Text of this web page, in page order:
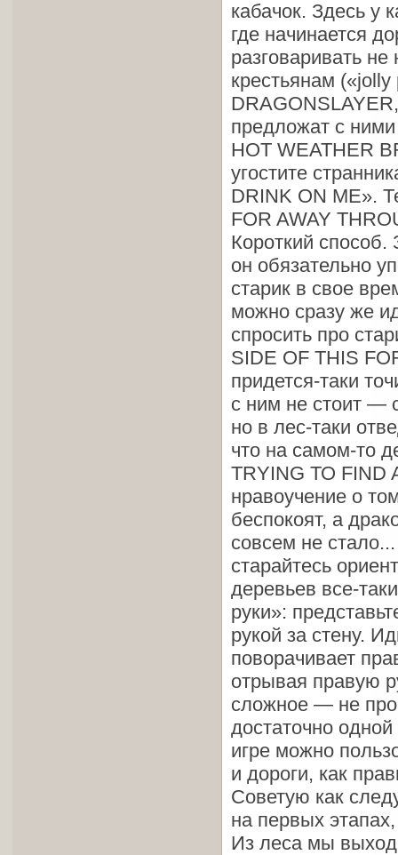
кабачок. Здесь у
где начинается
разговаривать
крестьянам
предложат с
HOT WEATHER
угостите
DRINK ON ME».
FOR AWAY
Короткий
он обязательно
старик в свое
можно сразу же
спросить про
SIDE OF THIS
придется-таки
с ним не стоит —
но в лес-таки
что на самом-то
TRYING ТО FIND
нравоучение о
беспокоят, а
совсем не
старайтесь
деревьев все-
руки»:
рукой за стену.
поворачивает
отрывая правую
сложное — не
достаточно
игре можно
и дороги, как
Советую как
на первых
Из леса мы